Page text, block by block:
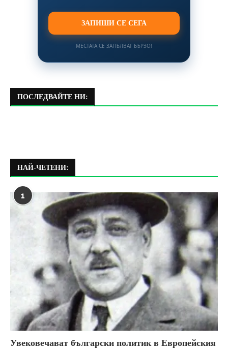
ЗАПИШИ СЕ СЕГА
МЕСТАТА СЕ ЗАПЪЛВАТ БЪРЗО!
ПОСЛЕДВАЙТЕ НИ:
НАЙ-ЧЕТЕНИ:
1
Увековечават български политик в Европейския